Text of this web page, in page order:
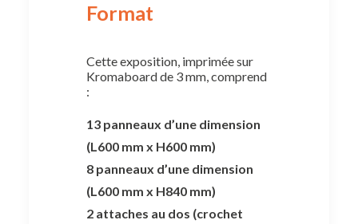
Format
Cette exposition, imprimée sur
Kromaboard de 3 mm, comprend
:
13 panneaux d’une dimension
(L600 mm x H600 mm)
8 panneaux d’une dimension
(L600 mm x H840 mm)
2 attaches au dos (crochet